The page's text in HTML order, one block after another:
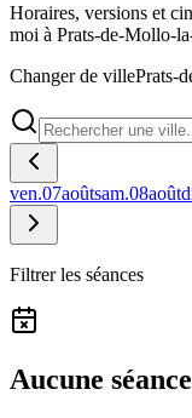
Horaires, versions et
moi à Prats-de-Mollo-
Changer de villePrats-
ven.07aoûtsam.08août
Filtrer les séances
Aucune